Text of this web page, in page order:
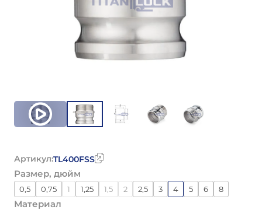
Артикул:TL400FSS
Размер, дюйм
0,5 0,75 1 1,25 1,5 2 2,5 3 4 5 6 8
Материал